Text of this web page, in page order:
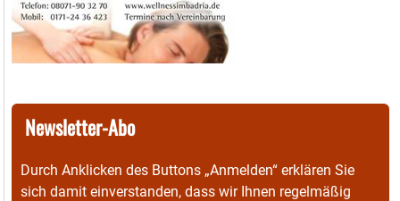
Newsletter-Abo
Durch Anklicken des Buttons „Anmelden“ erklären Sie
sich damit einverstanden, dass wir Ihnen regelmäßig